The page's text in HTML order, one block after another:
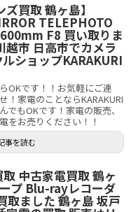
ズ買取 鶴ヶ島】
TELEPHOTO
F8 買い取りま
越市 日高市でカメラ
ショップKARAKURI
OKです！！お気軽にご連
！家電のことならKARAKURI
でもOKです！家電の販売、
をお売りください！！
事を読む
取 中古家電買取 鶴ヶ
プ Blu-rayレコーダ
取ました 鶴ヶ島 坂戸